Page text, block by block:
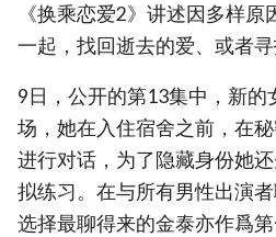
《换乘恋爱2》讲述因多样
一起，找回逝去的爱、或者寻
9日，公开的第13集中，新的
场，她在入住宿舍之前，在
进行对话，为了隐藏身份她
拟练习。在与所有男性出演
选择最聊得来的金泰亦作爲